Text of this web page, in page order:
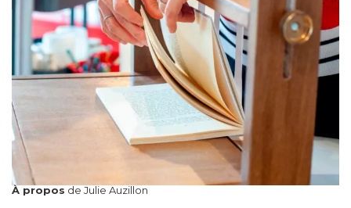
À propos de Julie Auzillon